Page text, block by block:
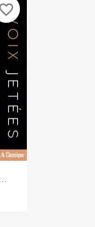
favorite_border